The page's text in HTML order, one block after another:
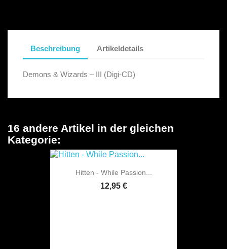
Beschreibung Artikeldetails
Demons & Wizards – III (Digi-CD)
16 andere Artikel in der gleichen
Kategorie:
Hitten - While Passion...
12,95 €